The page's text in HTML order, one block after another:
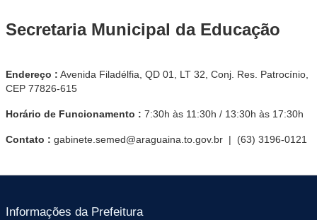
Secretaria Municipal da Educação
Endereço : Avenida Filadélfia, QD 01, LT 32, Conj. Res. Patrocínio,
CEP 77826-615
Horário de Funcionamento : 7:30h às 11:30h / 13:30h às 17:30h
Contato : gabinete.semed@araguaina.to.gov.br | (63) 3196-0121
Informações da Prefeitura